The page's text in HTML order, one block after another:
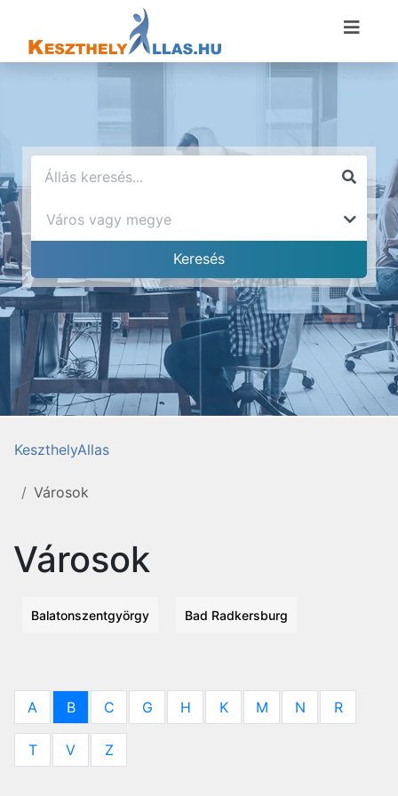
KeszthelyAllas
Városok
Városok
Balatonszentgyörgy Bad Radkersburg
A B C G H K M N R
T V Z